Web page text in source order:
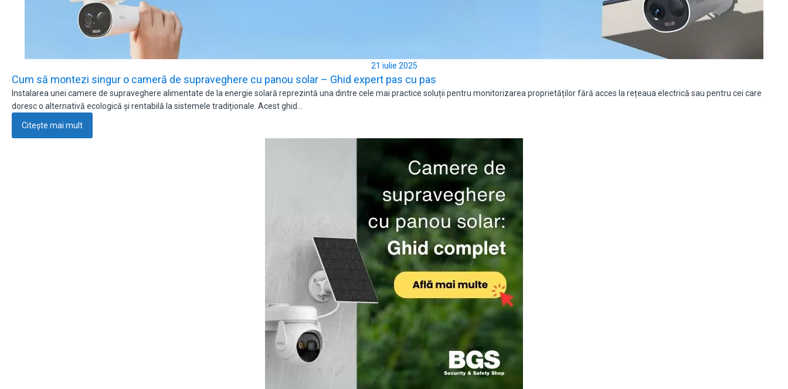
21 iulie 2025
Cum să montezi singur o cameră de supraveghere cu panou solar – Ghid expert pas cu pas
Instalarea unei camere de supraveghere alimentate de la energie solară reprezintă una dintre cele mai practice soluții pentru monitorizarea proprietăților fără acces la rețeaua electrică sau pentru cei care
doresc o alternativă ecologică și rentabilă la sistemele tradiționale. Acest ghid…
Citește mai mult